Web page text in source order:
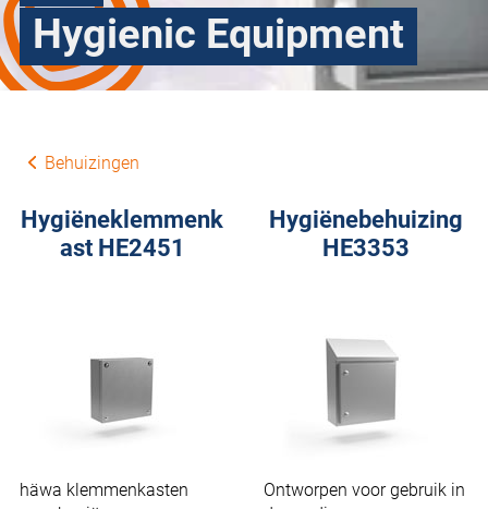
Hygienic Equipment
Behuizingen
Hygiëneklemmenk
ast HE2451
häwa klemmenkasten
Hygiënebehuizing
HE3353
Ontworpen voor gebruik in